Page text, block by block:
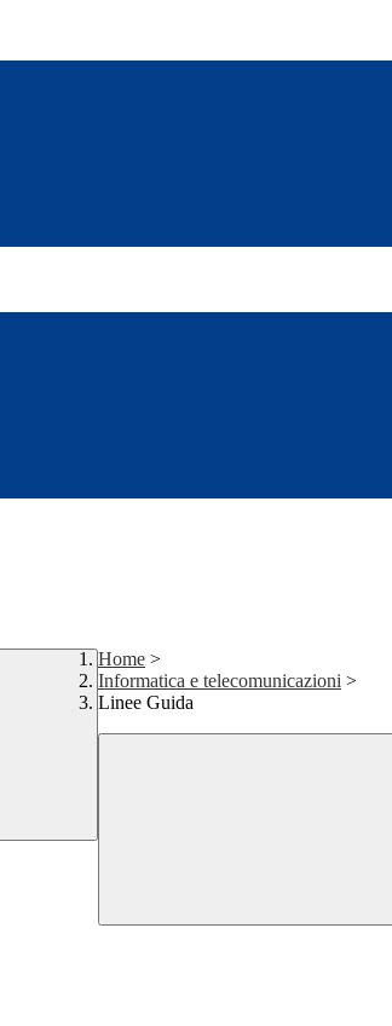
Home >
Informatica e telecomunicazioni >
Linee Guida